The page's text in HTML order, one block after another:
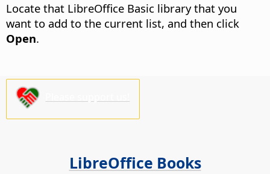
Locate that LibreOffice Basic library that you
want to add to the current list, and then click
Open.
LibreOffice Books